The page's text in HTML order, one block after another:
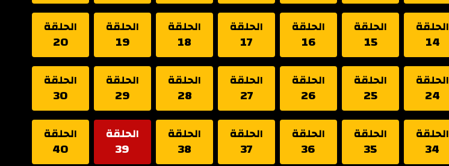
الحلقة
14
الحلقة
15
الحلقة
16
الحلقة
17
الحلقة
18
الحلقة
19
الحلقة
20
الحلقة
24
الحلقة
25
الحلقة
26
الحلقة
27
الحلقة
28
الحلقة
29
الحلقة
30
الحلقة
34
الحلقة
35
الحلقة
36
الحلقة
37
الحلقة
38
الحلقة
39
الحلقة
40